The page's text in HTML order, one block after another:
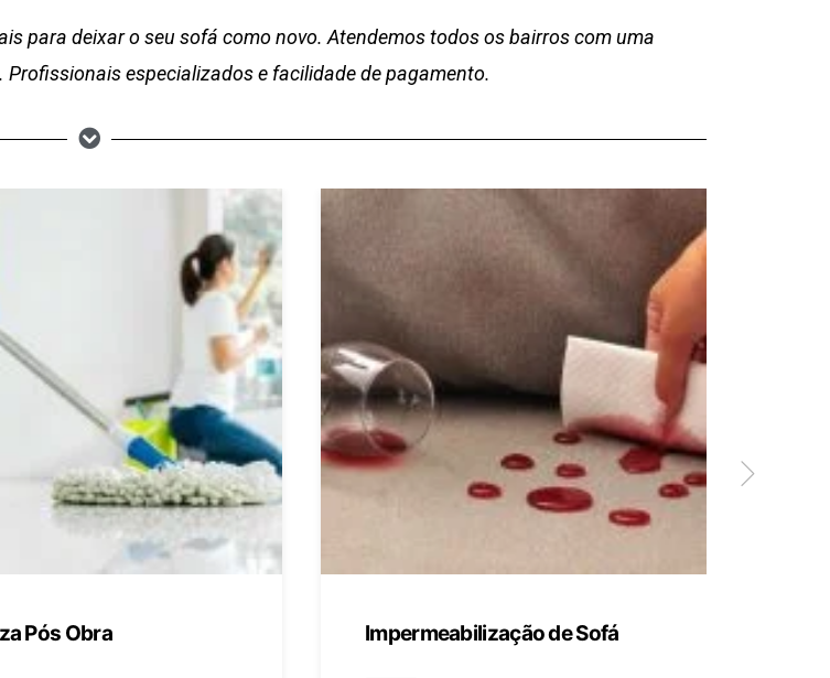
para deixar o seu sofá como novo. Atendemos todos os bairros com uma
especializados e facilidade de pagamento.
Pós Obra Impermeabilização de Sofá